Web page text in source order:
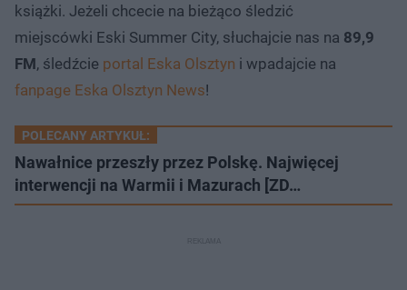
książki. Jeżeli chcecie na bieżąco śledzić
miejscówki Eski Summer City, słuchajcie nas na 89,9
FM, śledźcie portal Eska Olsztyn i wpadajcie na
fanpage Eska Olsztyn News!
POLECANY ARTYKUŁ:
Nawałnice przeszły przez Polskę. Najwięcej
interwencji na Warmii i Mazurach [ZD…